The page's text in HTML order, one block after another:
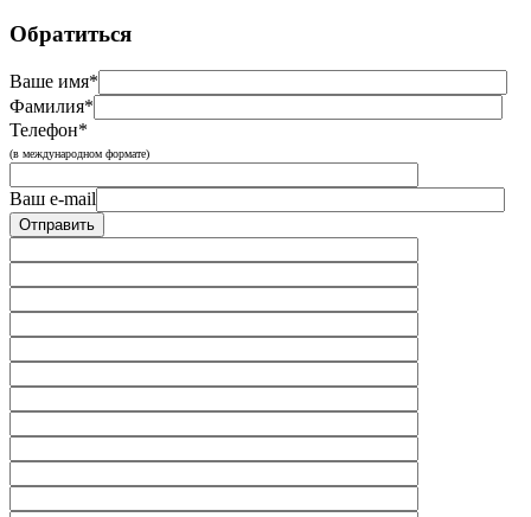
Обратиться
Ваше имя*
Фамилия*
Телефон*
(в международном формате)
Ваш e-mail